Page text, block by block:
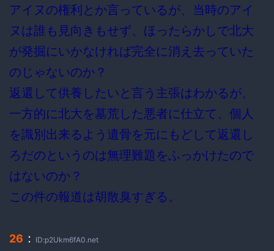
アイヌの権利とか言っているが、当時のアイ
ヌは誰も見向きもせず、ほったらかしで北大
が発掘にいかなければ完全に消え去っていた
のじゃないのか？
返還して供養したいと言う主張はわかるが、
一方的に北大を墓荒した悪者に仕立て、個人
を識別出来るよう遺骨を元にもどして返還し
ろだのというのは無理難題をふっかけたので
はないのか？
この件の報道は胡散臭すぎる。
26 ： ID:p2Ukm6fA0.net